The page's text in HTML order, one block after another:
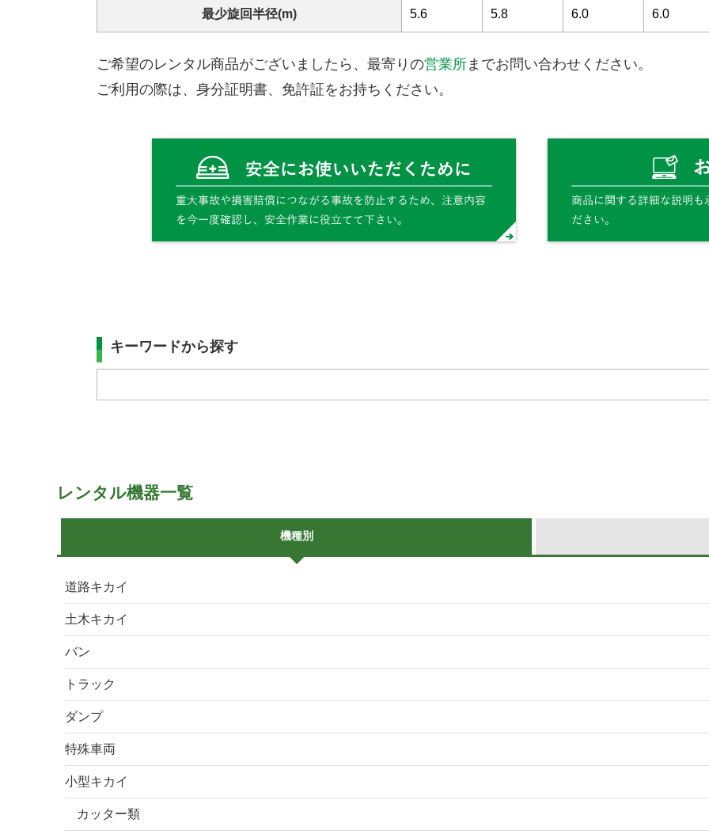
最少旋回半径(m) 5.6 5.8 6.0 6.0
ご希望のレンタル商品がございましたら、最寄りの営業所までお問い合わせください。
ご利用の際は、身分証明書、免許証をお持ちください。
キーワードから探す
レンタル機器一覧
機種別
道路キカイ
土木キカイ
バン
トラック
ダンプ
特殊車両
小型キカイ
カッター類